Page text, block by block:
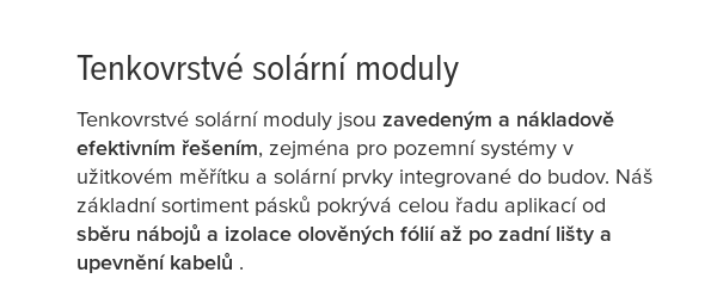
Tenkovrstvé solární moduly
Tenkovrstvé solární moduly jsou zavedeným a nákladově
efektivním řešením, zejména pro pozemní systémy v
užitkovém měřítku a solární prvky integrované do budov. Náš
základní sortiment pásků pokrývá celou řadu aplikací od
sběru nábojů a izolace olověných fólií až po zadní lišty a
upevnění kabelů .